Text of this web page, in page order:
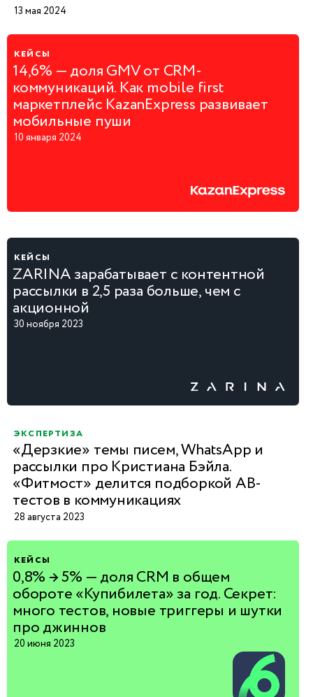
13 мая 2024
кейсы
14,6% — доля GMV от CRM-
коммуникаций. Как mobile first
маркетплейс KazanExpress развивает
мобильные пуши
10 января 2024
кейсы
ZARINA зарабатывает с контентной
рассылки в 2,5 раза больше, чем с
акционной
30 ноября 2023
экспертиза
«Дерзкие» темы писем, WhatsApp и
рассылки про Кристиана Бэйла.
«Фитмост» делится подборкой АB-
тестов в коммуникациях
28 августа 2023
кейсы
0,8% → 5% — доля CRM в общем
обороте «Купибилета» за год. Секрет:
много тестов, новые триггеры и шутки
про джиннов
20 июня 2023